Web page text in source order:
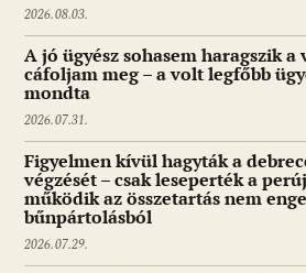
2026.08.03.
A jó ügyész sohasem haragszik
cáfoljam meg – a volt legfőbb
mondta
2026.07.31.
Figyelmen kívül hagyták a
végzését – csak leseperték a
működik az összetartás nem
bűnpártolásból
2026.07.29.